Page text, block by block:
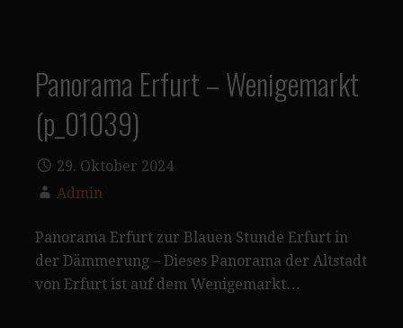
Panorama Erfurt – Wenigemarkt
(p_01039)
29. Oktober 2024
Admin
Panorama Erfurt zur Blauen Stunde Erfurt in
der Dämmerung – Dieses Panorama der Altstadt
von Erfurt ist auf dem Wenigemarkt…